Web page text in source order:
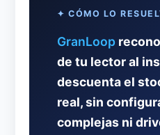
✦ CÓMO LO
GranLoop
de tu lector al
descuenta el
real, sin
complejas ni